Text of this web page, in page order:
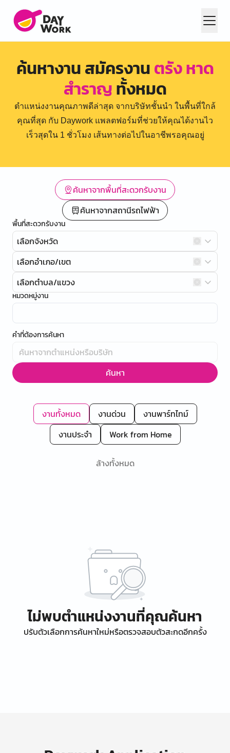
ค้นหางาน สมัครงานตรัง หาด
สำราญทั้งหมด
ตำแหน่งงานคุณภาพดีล่าสุด จากบริษัทชั้นนำ ในพื้นที่ใกล้
คุณที่สุด กับ Daywork แพลตฟอร์มที่ช่วยให้คุณได้งานไว
เร็วสุดใน 1 ชั่วโมง เส้นทางต่อไปในอาชีพรอคุณอยู่
ค้นหาจากพื้นที่สะดวกรับงาน
ค้นหาจากสถานีรถไฟฟ้า
พื้นที่สะดวกรับงาน
เลือกจังหวัด
เลือกอำเภอ/เขต
เลือกตำบล/แขวง
หมวดหมู่งาน
คำที่ต้องการค้นหา
ค้นหา
งานทั้งหมด งานด่วน
งานพาร์ทไทม์
งานประจำ
Work from Home
ล้างทั้งหมด
ไม่พบตำแหน่งงานที่คุณค้นหา
ปรับตัวเลือกการค้นหาใหม่หรือตรวจสอบตัวสะกดอีกครั้ง